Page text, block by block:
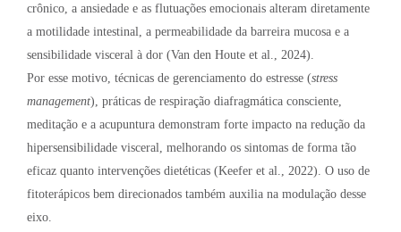
crônico, a ansiedade e as flutuações emocionais alteram diretamente
a motilidade intestinal, a permeabilidade da barreira mucosa e a
sensibilidade visceral à dor (Van den Houte et al., 2024).
Por esse motivo, técnicas de gerenciamento do estresse (stress
management), práticas de respiração diafragmática consciente,
meditação e a acupuntura demonstram forte impacto na redução da
hipersensibilidade visceral, melhorando os sintomas de forma tão
eficaz quanto intervenções dietéticas (Keefer et al., 2022). O uso de
fitoterápicos bem direcionados também auxilia na modulação desse
eixo.